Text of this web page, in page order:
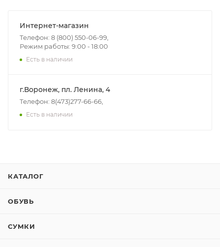
Интернет-магазин
Телефон: 8 (800) 550-06-99,
Режим работы: 9:00 - 18:00
Есть в наличии
г.Воронеж, пл. Ленина, 4
Телефон: 8(473)277-66-66,
Есть в наличии
КАТАЛОГ
ОБУВЬ
СУМКИ